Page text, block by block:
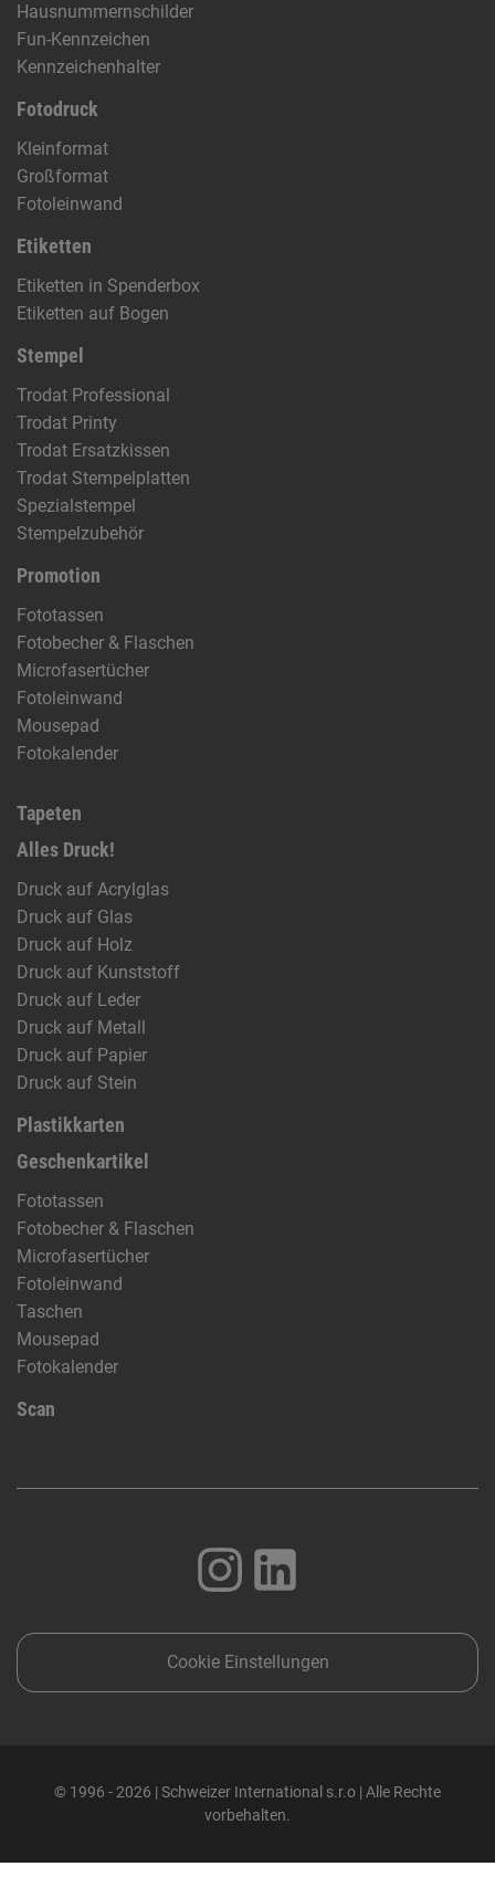
Hausnummernschilder
Fun-Kennzeichen
Kennzeichenhalter
Fotodruck
Kleinformat
Großformat
Fotoleinwand
Etiketten
Etiketten in Spenderbox
Etiketten auf Bogen
Stempel
Trodat Professional
Trodat Printy
Trodat Ersatzkissen
Trodat Stempelplatten
Spezialstempel
Stempelzubehör
Promotion
Fototassen
Fotobecher & Flaschen
Microfasertücher
Fotoleinwand
Mousepad
Fotokalender
Tapeten
Alles Druck!
Druck auf Acrylglas
Druck auf Glas
Druck auf Holz
Druck auf Kunststoff
Druck auf Leder
Druck auf Metall
Druck auf Papier
Druck auf Stein
Plastikkarten
Geschenkartikel
Fototassen
Fotobecher & Flaschen
Microfasertücher
Fotoleinwand
Taschen
Mousepad
Fotokalender
Scan
Cookie Einstellungen
© 1996 - 2026 | Schweizer International s.r.o | Alle Rechte
vorbehalten.